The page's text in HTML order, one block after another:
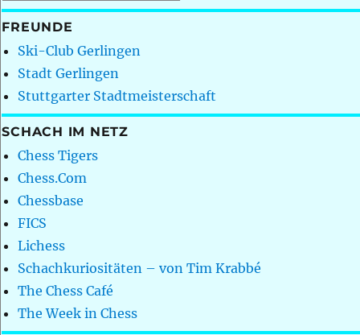
FREUNDE
Ski-Club Gerlingen
Stadt Gerlingen
Stuttgarter Stadtmeisterschaft
SCHACH IM NETZ
Chess Tigers
Chess.Com
Chessbase
FICS
Lichess
Schachkuriositäten – von Tim Krabbé
The Chess Café
The Week in Chess